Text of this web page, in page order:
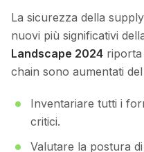
La sicurezza della
nuovi più significativi
Landscape 2024
chain sono aumentati
Inventariare tutti i
critici.
Valutare la postura